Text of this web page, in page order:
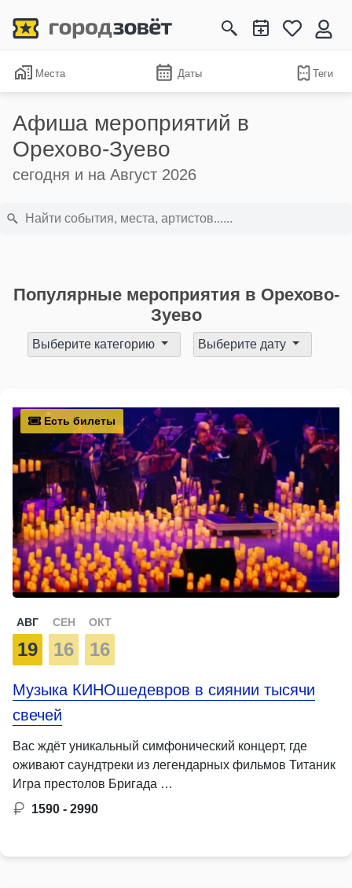
Места Даты Теги
Афиша мероприятий в
Орехово-Зуево
сегодня и на Август 2026
Популярные мероприятия в Орехово-
Зуево
Выберите категорию Выберите дату
Есть билеты
АВГ
19
СЕН
16
ОКТ
16
Музыка КИНОшедевров в сиянии тысячи
свечей
Вас ждёт уникальный симфонический концерт, где
оживают саундтреки из легендарных фильмов Титаник
Игра престолов Бригада …
1590 - 2990